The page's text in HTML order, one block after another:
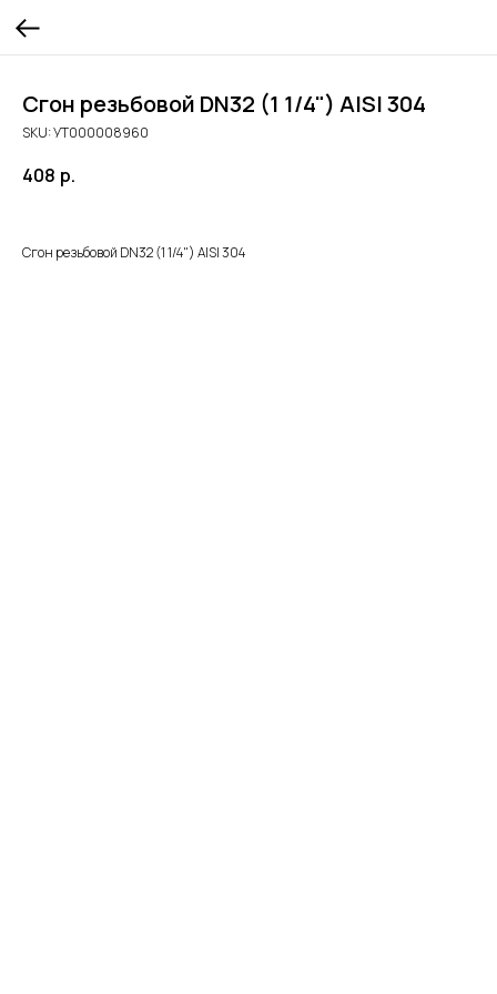
Сгон резьбовой DN32 (1 1/4") AISI 304
SKU:УТ000008960
408 р.
Сгон резьбовой DN32 (1 1/4") AISI 304